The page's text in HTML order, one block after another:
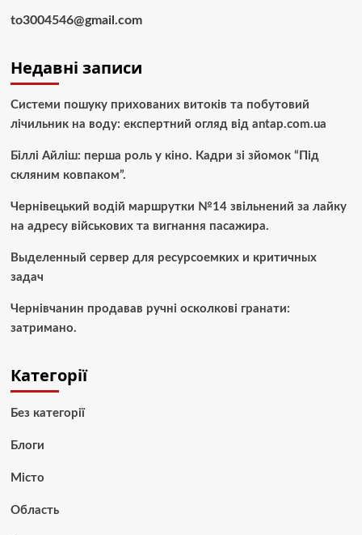
to3004546@gmail.com
Недавні записи
Системи пошуку прихованих витоків та побутовий
лічильник на воду: експертний огляд від antap.com.ua
Біллі Айліш: перша роль у кіно. Кадри зі зйомок “Під
скляним ковпаком”.
Чернівецький водій маршрутки №14 звільнений за лайку
на адресу військових та вигнання пасажира.
Выделенный сервер для ресурсоемких и критичных
задач
Чернівчанин продавав ручні осколкові гранати:
затримано.
Категорії
Без категорії
Блоги
Місто
Область